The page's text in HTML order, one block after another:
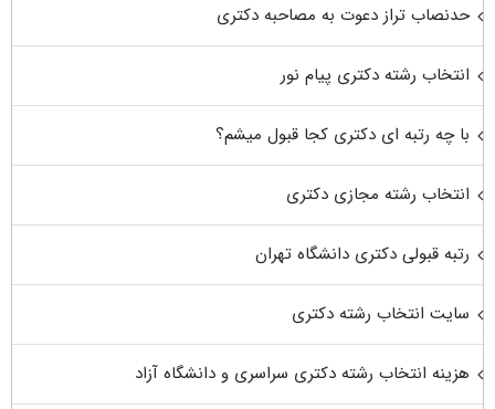
حدنصاب تراز دعوت به مصاحبه دکتری
انتخاب رشته دکتری پیام نور
با چه رتبه ای دکتری کجا قبول میشم؟
انتخاب رشته مجازی دکتری
رتبه قبولی دکتری دانشگاه تهران
سایت انتخاب رشته دکتری
هزینه انتخاب رشته دکتری سراسری و دانشگاه آزاد